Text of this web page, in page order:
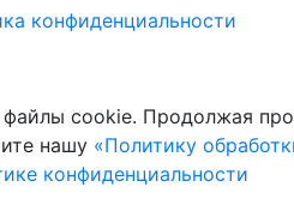
конфиденциальности
файлы cookie. Продолжая
нашу «Политику
конфиденциальности